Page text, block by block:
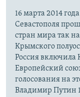
16 марта 2014
Севастополя
стран мира так
Крымского
Россия включила
Европейский
голосования на
Владимир Путин